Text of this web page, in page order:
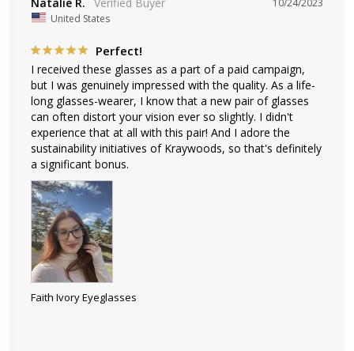
United States
Perfect!
I received these glasses as a part of a paid campaign,
but I was genuinely impressed with the quality. As a life-
long glasses-wearer, I know that a new pair of glasses
can often distort your vision ever so slightly. I didn't
experience that at all with this pair! And I adore the
sustainability initiatives of Kraywoods, so that's definitely
a significant bonus.
Faith Ivory Eyeglasses